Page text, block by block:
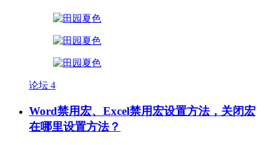
论坛 4
Word禁用宏、Excel禁用宏设置方法，关闭宏
在哪里设置方法？